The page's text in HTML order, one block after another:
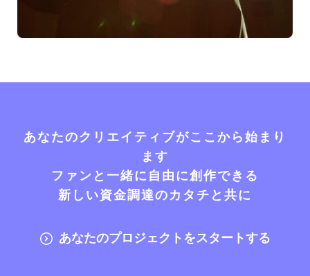
あなたのクリエイティブがここから始まり
ます
ファンと一緒に自由に創作できる
新しい資金調達のカタチと共に
あなたのプロジェクトをスタートする